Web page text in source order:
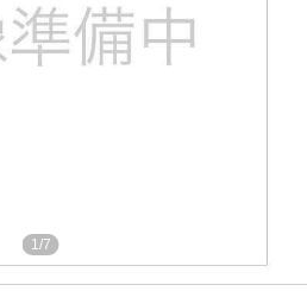
1/7